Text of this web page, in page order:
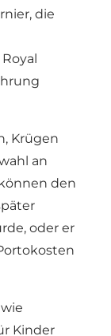
die
Krügen
an
den
oder er
Kinder